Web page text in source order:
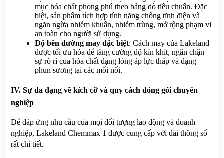
mục hóa chất phong phú theo bảng dò tiêu chuẩn. Đặc
biệt, sản phẩm tích hợp tính năng chống tĩnh điện và
ngăn ngừa nhiễm khuẩn, nhiễm trùng, mở rộng phạm vi
an toàn cho người sử dụng.
Độ bền đường may đặc biệt: Cách may của Lakeland
được tối ưu hóa để tăng cường độ kín khít, ngăn chặn
sự rò rỉ của hóa chất dạng lỏng áp lực thấp và dạng
phun sương tại các mối nối.
IV. Sự đa dạng về kích cỡ và quy cách đóng gói chuyên
nghiệp
Để đáp ứng nhu cầu của mọi đối tượng lao động và doanh
nghiệp, Lakeland Chemmax 1 được cung cấp với dải thông số
rất chi tiết.